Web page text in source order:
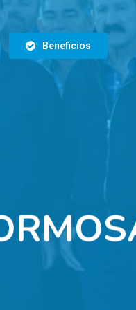
Beneficios